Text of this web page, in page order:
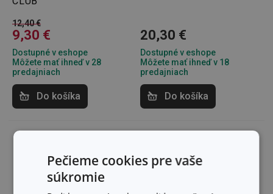
12,40 €
9,30 €
Dostupné v eshope
Môžete mať ihneď v 28
predajniach
Do košíka
20,30 €
Dostupné v eshope
Môžete mať ihneď v 18
predajniach
Do košíka
Pečieme cookies pre vaše
súkromie